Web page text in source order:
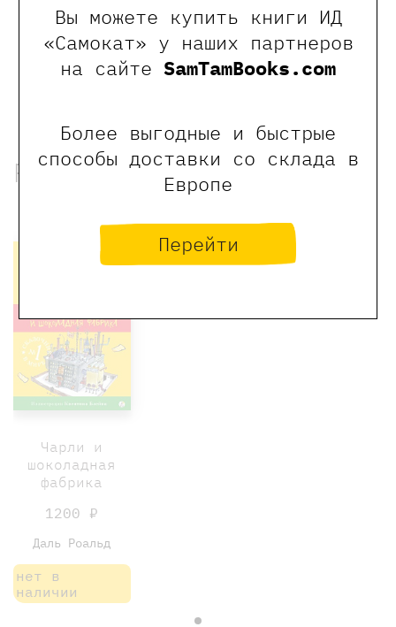
Вы можете купить книги ИД
«Самокат» у наших партнеров
на сайте SamTamBooks.com
Более выгодные и быстрые
способы доставки со склада в
Европе
Перейти
Оставить отзыв
Обращаем Ваше внимание, что отзывы могут
оставлять только зарегистрированные пользователи
Рекомендованные книги
Чарли и
шоколадная
фабрика
1200 ₽
Даль Роальд
нет в
наличии